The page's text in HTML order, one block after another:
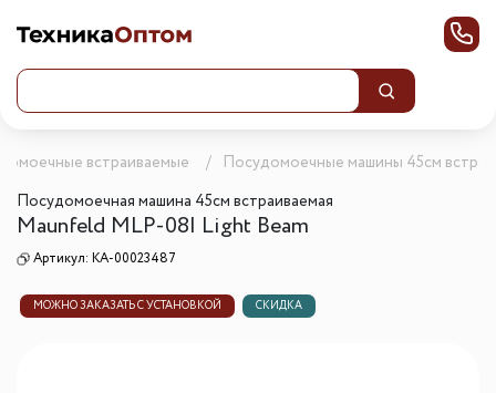
встраиваемые
Посудомоечные машины 45см
Посудомоечная машина 45см встраиваемая
Maunfeld MLP-08I Light Beam
Артикул: КА-00023487
МОЖНО ЗАКАЗАТЬ С УСТАНОВКОЙ СКИДКА